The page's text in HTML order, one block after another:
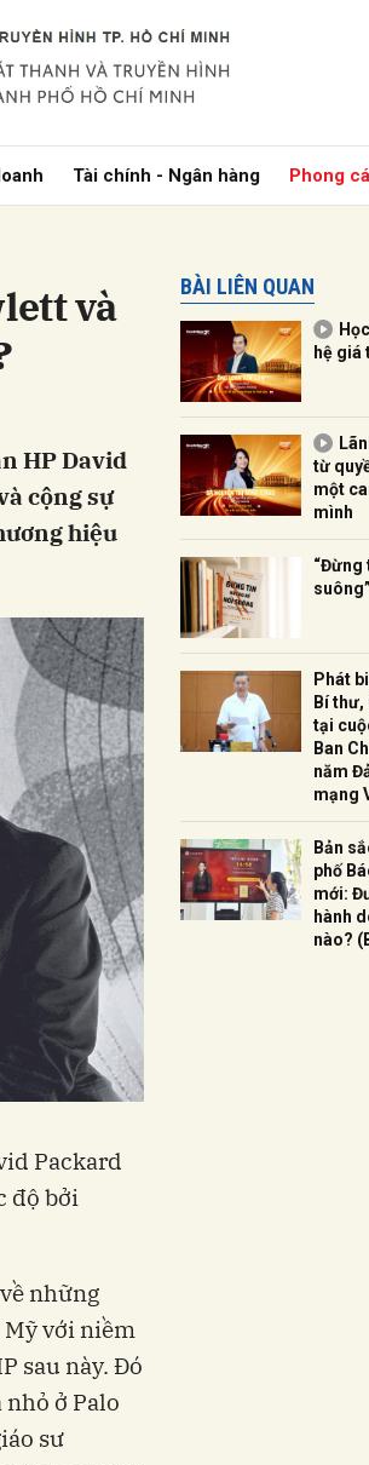
Tài chính - Ngân hàng Phong
và
HP David
cộng sự
hiệu
Packard
độ bởi
những
với niềm
sau này. Đó
ở Palo
sư
BÀI LIÊN QUAN
hệ giá
từ
một
mình
“Đừng
suông”
Phát
Bí
tại
Ban
năm
mạng
Bản
phố
mới:
hành
nào?
Gửi